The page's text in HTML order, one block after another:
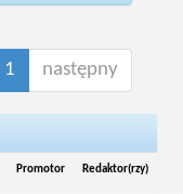
1 następny
Promotor Redaktor(rzy)